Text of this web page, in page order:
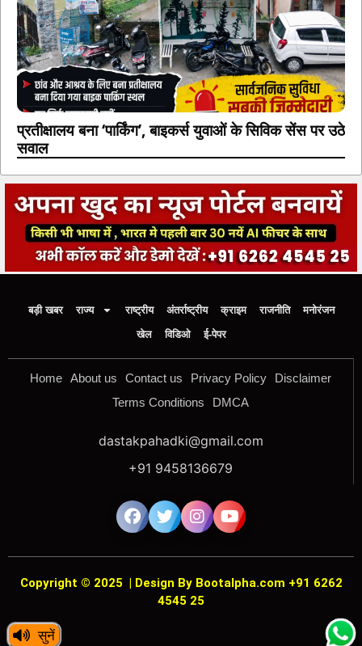
सुनें
प्रतीक्षालय बना ‘पार्किंग’, बाइकर्स युवाओं के सिविक सेंस पर उठे
सवाल
बड़ी खबर राज्य राष्ट्रीय अंतर्राष्ट्रीय क्राइम राजनीति
मनोरंजन
खेल
विडिओ ई-पेपर
Home About us Contact us Privacy Policy
Disclaimer
Terms Conditions
DMCA
dastakpahadki@gmail.com
+91 9458136679
Copyright © 2025 | Design By Bootalpha.com +91 6262
4545 25